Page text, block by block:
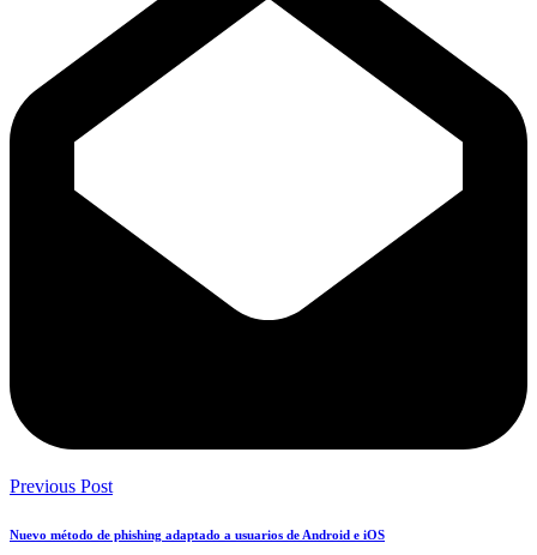
Previous Post
Nuevo método de phishing adaptado a usuarios de Android e iOS